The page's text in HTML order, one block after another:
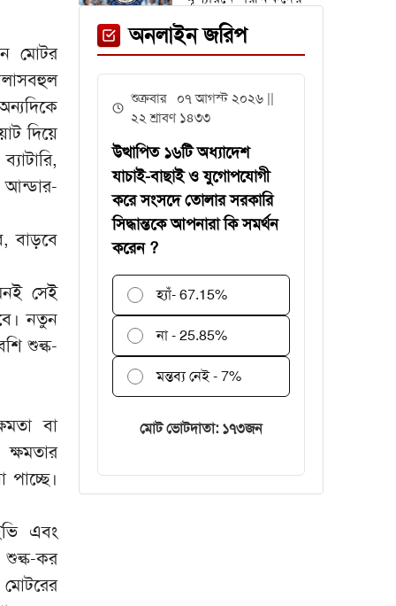
মোটর
দিয়ে
আন্ডার-
বাড়বে
সেই
নতুন
শুল্ক-
বা
এবং
শুল্ক-কর
অস্ট্রিয়া ম্যাচের আগে
এক তারকাকে হারাল
গবেষণা অনুদান দেবে
আবেদন ৩১ জুলাই
পর্যন্ত
রোনালদিনহোকে ছাড়িয়ে
গেলেন ভিনিসিয়ুস
ফেনী স্টেশনে মেঘনা
আড়াই ঘণ্টা আটকা
জন্য সময় বাড়ল ২ দিন
অনলাইন জরিপ
শুক্রবার ০৭ আগস্ট ২০২৬ ||
২২ শ্রাবণ ১৪৩৩
উত্থাপিত ১৬টি অধ্যাদেশ
যাচাই-বাছাই ও যুগোপযোগী
করে সংসদে তোলার সরকারি
সিদ্ধান্তকে আপনারা কি সমর্থন
করেন ?
হ্যাঁ- 67.15%
না - 25.85%
মন্তব্য নেই - 7%
মোট ভোটদাতা: ১৭৩জন